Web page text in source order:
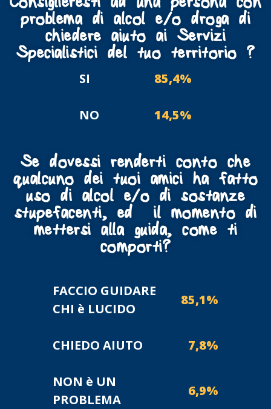
problema di alcol e/o droga di
chiedere aiuto ai Servizi
Specialistici del tuo territorio ?
SI 85,4%
NO 14,5%
Se dovessi renderti conto che
qualcuno dei tuoi amici ha fatto
uso di alcol e/o di sostanze
stupefacenti, ed è il momento di
mettersi alla guida, come ti
comporti?
FACCIO GUIDARE
CHI è LUCIDO
85,1%
CHIEDO AIUTO 7,8%
NON è UN
PROBLEMA
6,9%